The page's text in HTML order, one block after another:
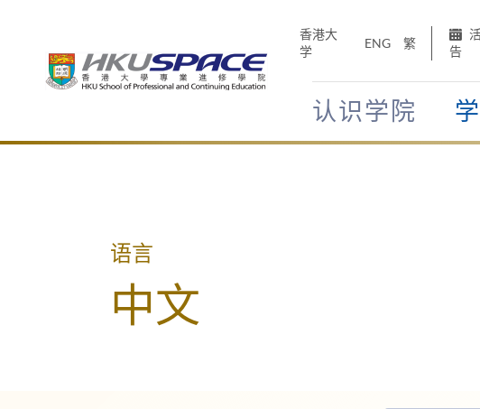
香港大
学
ENG 繁
告
认识学院
Main
语言
中文